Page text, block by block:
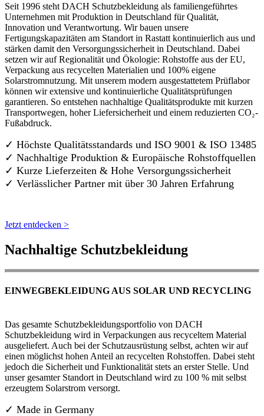
Seit 1996 steht DACH Schutzbekleidung als familiengeführtes
Unternehmen mit Produktion in Deutschland für Qualität,
Innovation und Verantwortung. Wir bauen unsere
Fertigungskapazitäten am Standort in Rastatt kontinuierlich aus und
stärken damit den Versorgungssicherheit in Deutschland. Dabei
setzen wir auf Regionalität und Ökologie: Rohstoffe aus der EU,
Verpackung aus recycelten Materialien und 100% eigene
Solarstromnutzung. Mit unserem modern ausgestattetem Prüflabor
können wir extensive und kontinuierliche Qualitätsprüfungen
garantieren. So entstehen nachhaltige Qualitätsprodukte mit kurzen
Transportwegen, hoher Liefersicherheit und einem reduzierten CO₂-
Fußabdruck.
✓ Höchste Qualitätsstandards und ISO 9001 & ISO 13485
✓ Nachhaltige Produktion & Europäische Rohstoffquellen
✓ Kurze Lieferzeiten & Hohe Versorgungssicherheit
✓ Verlässlicher Partner mit über 30 Jahren Erfahrung
Jetzt entdecken >
Nachhaltige Schutzbekleidung
EINWEGBEKLEIDUNG AUS SOLAR UND RECYCLING
Das gesamte Schutzbekleidungsportfolio von DACH
Schutzbekleidung wird in Verpackungen aus recyceltem Material
ausgeliefert. Auch bei der Schutzausrüstung selbst, achten wir auf
einen möglichst hohen Anteil an recycelten Rohstoffen. Dabei steht
jedoch die Sicherheit und Funktionalität stets an erster Stelle. Und
unser gesamter Standort in Deutschland wird zu 100 % mit selbst
erzeugtem Solarstrom versorgt.
✓ Made in Germany